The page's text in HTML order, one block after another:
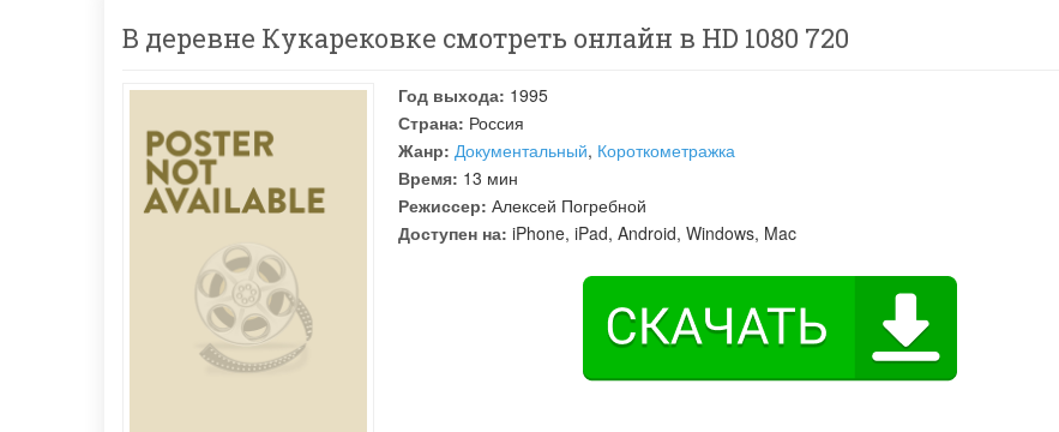
В деревне Кукарековке смотреть онлайн в HD 1080 720
Год выхода: 1995
Страна: Россия
Жанр: Документальный, Короткометражка
Время: 13 мин
Режиссер: Алексей Погребной
Доступен на: iPhone, iPad, Android, Windows, Mac